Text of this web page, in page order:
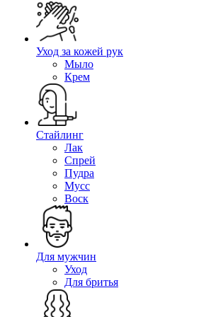
Уход за кожей рук
Мыло
Крем
Стайлинг
Лак
Спрей
Пудра
Мусс
Воск
Для мужчин
Уход
Для бритья